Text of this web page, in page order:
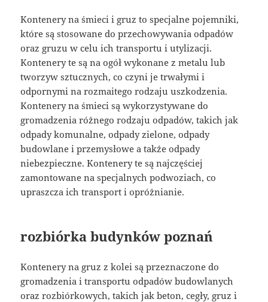
Kontenery na śmieci i gruz to specjalne pojemniki,
które są stosowane do przechowywania odpadów
oraz gruzu w celu ich transportu i utylizacji.
Kontenery te są na ogół wykonane z metalu lub
tworzyw sztucznych, co czyni je trwałymi i
odpornymi na rozmaitego rodzaju uszkodzenia.
Kontenery na śmieci są wykorzystywane do
gromadzenia różnego rodzaju odpadów, takich jak
odpady komunalne, odpady zielone, odpady
budowlane i przemysłowe a także odpady
niebezpieczne. Kontenery te są najczęściej
zamontowane na specjalnych podwoziach, co
upraszcza ich transport i opróżnianie.
rozbiórka budynków poznań
Kontenery na gruz z kolei są przeznaczone do
gromadzenia i transportu odpadów budowlanych
oraz rozbiórkowych, takich jak beton, cegły, gruz i